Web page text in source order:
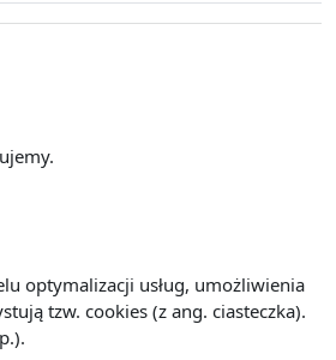
optymalizacji usług, umożliwienia
tzw. cookies (z ang. ciasteczka).